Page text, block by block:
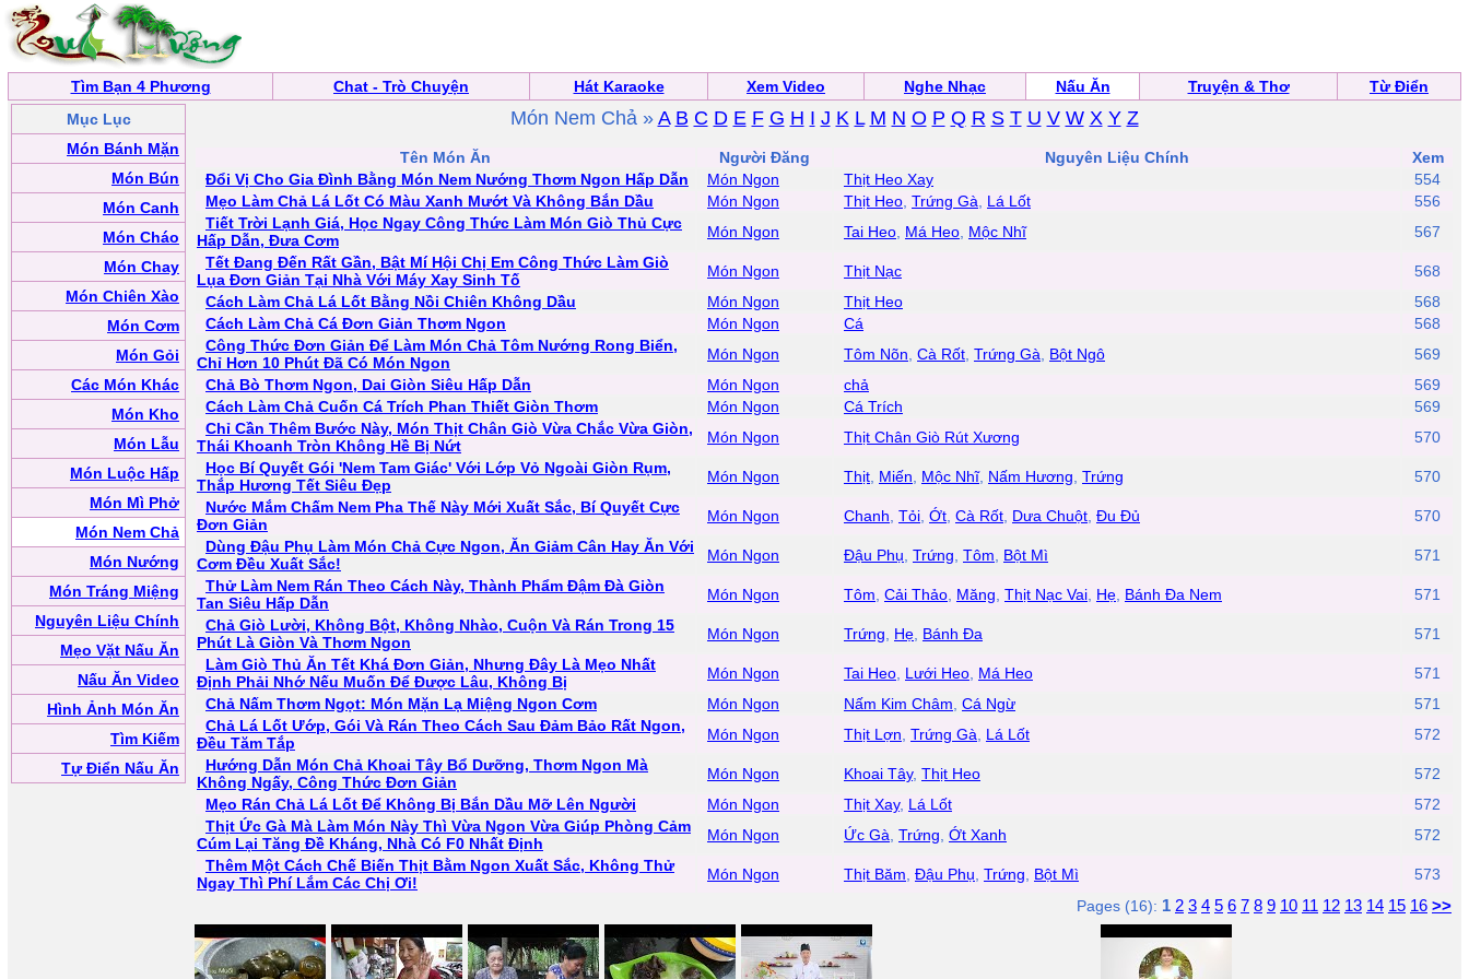
Tìm Bạn 4 Phương Chat - Trò Chuyện Hát Karaoke Xem Video Nghe Nhạc Nấu Ăn Truyện & Thơ
Từ Điển
Mục Lục
Món Bánh Mặn
Món Bún
Món Canh
Món Cháo
Món Chay
Món Chiên Xào
Món Cơm
Món Gỏi
Các Món Khác
Món Kho
Món Lẫu
Món Luộc Hấp
Món Mì Phở
Món Nem Chả
Món Nướng
Món Tráng Miệng
Nguyên Liệu Chính
Mẹo Vặt Nấu Ăn
Nấu Ăn Video
Hình Ảnh Món Ăn
Tìm Kiếm
Tự Điển Nấu Ăn
Món Nem Chả » A B C D E F G H I J K L M N O P Q R S T U V W X Y Z
Tên Món Ăn Người Đăng Nguyên Liệu Chính
Xem
Đổi Vị Cho Gia Đình Bằng Món Nem Nướng Thơm Ngon Hấp Dẫn
Món Ngon Thịt Heo Xay
554
Mẹo Làm Chả Lá Lốt Có Màu Xanh Mướt Và Không Bắn Dầu
Món Ngon Thịt Heo Trứng Gà Lá Lốt
556
Tiết Trời Lạnh Giá, Học Ngay Công Thức Làm Món Giò Thủ Cực
Hấp Dẫn, Đưa Cơm
Món Ngon Tai Heo Má Heo Mộc Nhĩ
567
Tết Đang Đến Rất Gần, Bật Mí Hội Chị Em Công Thức Làm Giò
Lụa Đơn Giản Tại Nhà Với Máy Xay Sinh Tố
Món Ngon Thịt Nạc
568
Cách Làm Chả Lá Lốt Bằng Nồi Chiên Không Dầu
Món Ngon Thịt Heo
568
Cách Làm Chả Cá Đơn Giản Thơm Ngon
Món Ngon Cá
568
Công Thức Đơn Giản Để Làm Món Chả Tôm Nướng Rong Biển,
Chỉ Hơn 10 Phút Đã Có Món Ngon
Món Ngon Tôm Nõn Cà Rốt Trứng Gà Bột Ngô
569
Chả Bò Thơm Ngon, Dai Giòn Siêu Hấp Dẫn
Món Ngon chả
569
Cách Làm Chả Cuốn Cá Trích Phan Thiết Giòn Thơm
Món Ngon Cá Trích
569
Chỉ Cần Thêm Bước Này, Món Thịt Chân Giò Vừa Chắc Vừa Giòn,
Thái Khoanh Tròn Không Hề Bị Nứt
Món Ngon Thịt Chân Giò Rút Xương
570
Học Bí Quyết Gói 'Nem Tam Giác' Với Lớp Vỏ Ngoài Giòn Rụm,
Thắp Hương Tết Siêu Đẹp
Món Ngon Thịt Miến Mộc Nhĩ, Nấm Hương Trứng
570
Nước Mắm Chấm Nem Pha Thế Này Mới Xuất Sắc, Bí Quyết Cực
Đơn Giản
Món Ngon Chanh Tỏi Ớt Cà Rốt Dưa Chuột Đu Đủ
570
Dùng Đậu Phụ Làm Món Chả Cực Ngon, Ăn Giảm Cân Hay Ăn Với
Cơm Đều Xuất Sắc!
Món Ngon Đậu Phụ Trứng Tôm Bột Mì
571
Thử Làm Nem Rán Theo Cách Này, Thành Phẩm Đậm Đà Giòn
Tan Siêu Hấp Dẫn
Món Ngon Tôm Cải Thảo Măng Thịt Nạc Vai Hẹ Bánh Đa Nem
571
Chả Giò Lười, Không Bột, Không Nhào, Cuộn Và Rán Trong 15
Phút Là Giòn Và Thơm Ngon
Món Ngon Trứng Hẹ Bánh Đa
571
Làm Giò Thủ Ăn Tết Khá Đơn Giản, Nhưng Đây Là Mẹo Nhất
Định Phải Nhớ Nếu Muốn Để Được Lâu, Không Bị
Món Ngon Tai Heo Lưới Heo Má Heo
571
Chả Nấm Thơm Ngọt: Món Mặn Lạ Miệng Ngon Cơm
Món Ngon Nấm Kim Châm Cá Ngừ
571
Chả Lá Lốt Ướp, Gói Và Rán Theo Cách Sau Đảm Bảo Rất Ngon,
Đều Tăm Tắp
Món Ngon Thịt Lợn Trứng Gà Lá Lốt
572
Hướng Dẫn Món Chả Khoai Tây Bổ Dưỡng, Thơm Ngon Mà
Không Ngấy, Công Thức Đơn Giản
Món Ngon Khoai Tây, Thịt Heo
572
Mẹo Rán Chả Lá Lốt Để Không Bị Bắn Dầu Mỡ Lên Người
Món Ngon Thịt Xay, Lá Lốt
572
Thịt Ức Gà Mà Làm Món Này Thì Vừa Ngon Vừa Giúp Phòng Cảm
Cúm Lại Tăng Đề Kháng, Nhà Có F0 Nhất Định
Món Ngon Ức Gà Trứng Ớt Xanh
572
Thêm Một Cách Chế Biến Thịt Bằm Ngon Xuất Sắc, Không Thử
Ngay Thì Phí Lắm Các Chị Ơi!
Món Ngon Thịt Băm Đậu Phụ Trứng Bột Mì
573
Pages (16): 1 2 3 4 5 6 7 8 9 10 11 12 13 14 15 16 >>